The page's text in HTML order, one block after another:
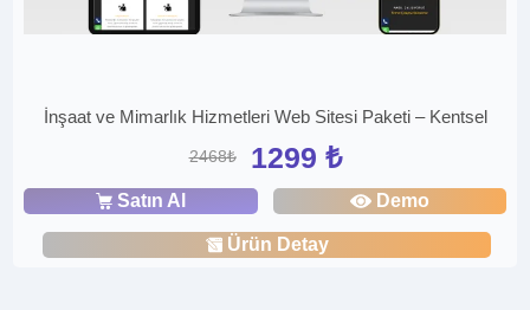
İnşaat ve Mimarlık Hizmetleri Web Sitesi Paketi – Kentsel
2468₺ 1299 ₺
Satın Al Demo
Ürün Detay